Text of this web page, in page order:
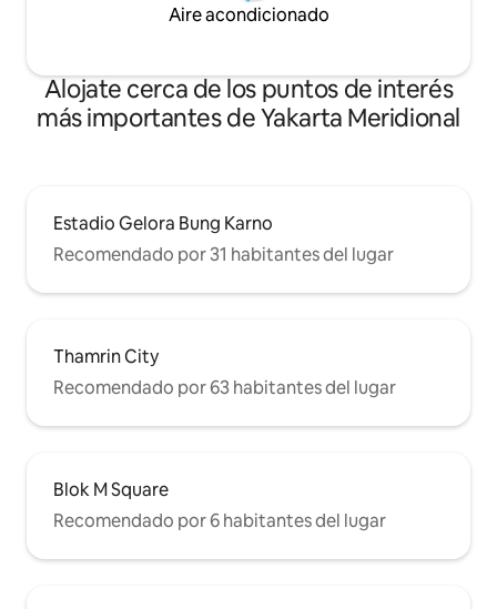
Aire acondicionado
Alojate cerca de los puntos de interés
más importantes de Yakarta Meridional
Estadio Gelora Bung Karno
Recomendado por 31 habitantes del lugar
Thamrin City
Recomendado por 63 habitantes del lugar
Blok M Square
Recomendado por 6 habitantes del lugar